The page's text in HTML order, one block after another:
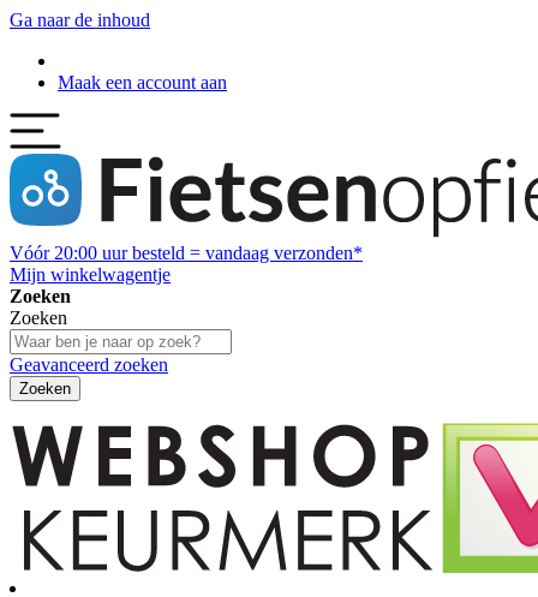
Ga naar de inhoud
Maak een account aan
Vóór 20:00 uur besteld = vandaag verzonden*
Mijn winkelwagentje
Zoeken
Zoeken
Geavanceerd zoeken
Zoeken